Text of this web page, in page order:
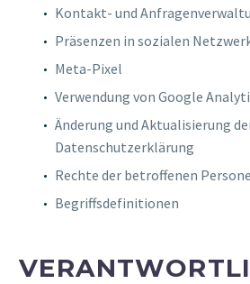
Kontakt- und
Präsenzen in sozialen
Meta-Pixel
Verwendung von Google
Änderung und Aktualisierung
Datenschutzerklärung
Rechte der betroffenen
Begriffsdefinitionen